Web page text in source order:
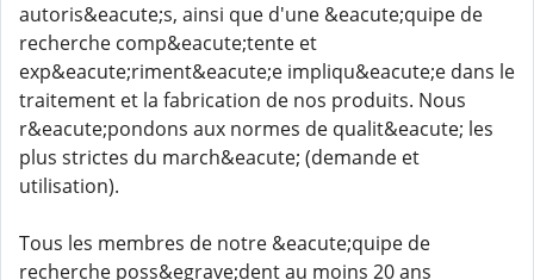
autoris&eacute;s, ainsi que d'une &eacute;quipe de
recherche comp&eacute;tente et
exp&eacute;riment&eacute;e impliqu&eacute;e dans le
traitement et la fabrication de nos produits. Nous
r&eacute;pondons aux normes de qualit&eacute; les
plus strictes du march&eacute; (demande et
utilisation).
Tous les membres de notre &eacute;quipe de
recherche poss&egrave;dent au moins 20 ans